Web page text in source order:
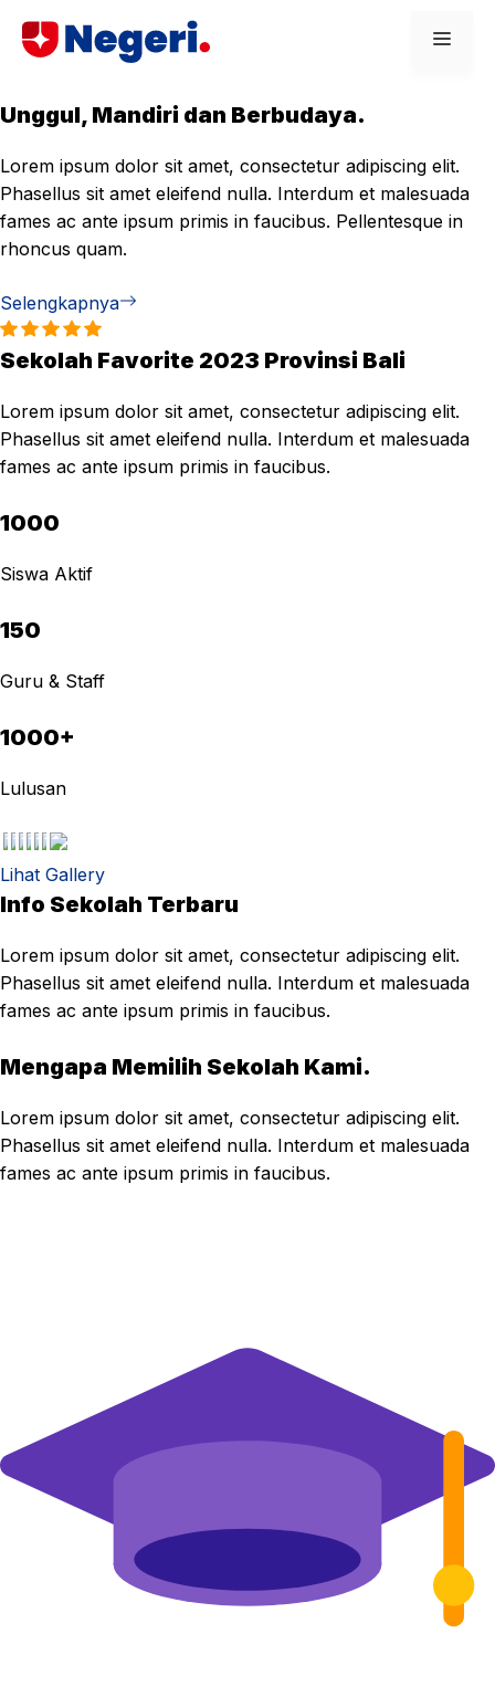
Unggul, Mandiri dan Berbudaya.
Lorem ipsum dolor sit amet, consectetur adipiscing elit.
Phasellus sit amet eleifend nulla. Interdum et malesuada
fames ac ante ipsum primis in faucibus. Pellentesque in
rhoncus quam.
Selengkapnya
Sekolah Favorite 2023 Provinsi Bali
Lorem ipsum dolor sit amet, consectetur adipiscing elit.
Phasellus sit amet eleifend nulla. Interdum et malesuada
fames ac ante ipsum primis in faucibus.
1000
Siswa Aktif
150
Guru & Staff
1000+
Lulusan
Lihat Gallery
Info Sekolah Terbaru
Lorem ipsum dolor sit amet, consectetur adipiscing elit.
Phasellus sit amet eleifend nulla. Interdum et malesuada
fames ac ante ipsum primis in faucibus.
Mengapa Memilih Sekolah Kami.
Lorem ipsum dolor sit amet, consectetur adipiscing elit.
Phasellus sit amet eleifend nulla. Interdum et malesuada
fames ac ante ipsum primis in faucibus.